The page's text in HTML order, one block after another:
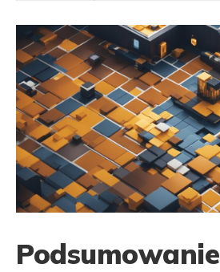
Podsumowanie